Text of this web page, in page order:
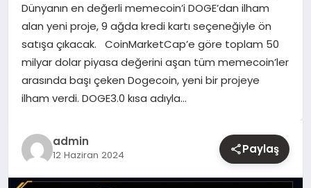
YAŞAM
EĞITIM
Dünyanın en değerli memecoin’i DOGE’dan ilham
alan yeni proje, 9 ağda kredi kartı seçeneğiyle ön
satışa çıkacak. CoinMarketCap’e göre toplam 50
milyar dolar piyasa değerini aşan tüm memecoin’ler
arasında başı çeken Dogecoin, yeni bir projeye
ilham verdi. DOGE3.0 kısa adıyla…
admin
12 Haziran 2024 Paylaş